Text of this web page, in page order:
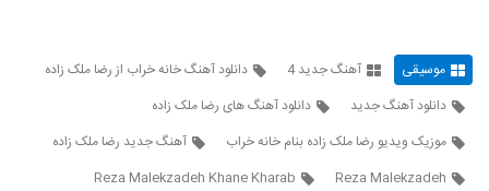
5732
5733
دانلود آهنگ اشکان خواجه نسب جانم باش
۲۳۱ بازدید
موسیقی آهنگ جدید 4
دانلود آهنگ خانه خراب از رضا ملک زاده
دانلود آهنگ جدید
دانلود آهنگ های رضا ملک زاده
موزیک ویدیو رضا ملک زاده بنام خانه خراب
آهنگ جدید رضا ملک زاده
Reza Malekzadeh
Reza Malekzadeh Khane Kharab